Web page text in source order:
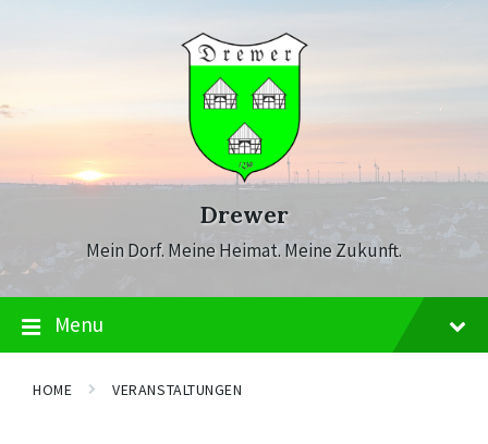
Drewer
Mein Dorf. Meine Heimat. Meine Zukunft.
Menu
HOME VERANSTALTUNGEN